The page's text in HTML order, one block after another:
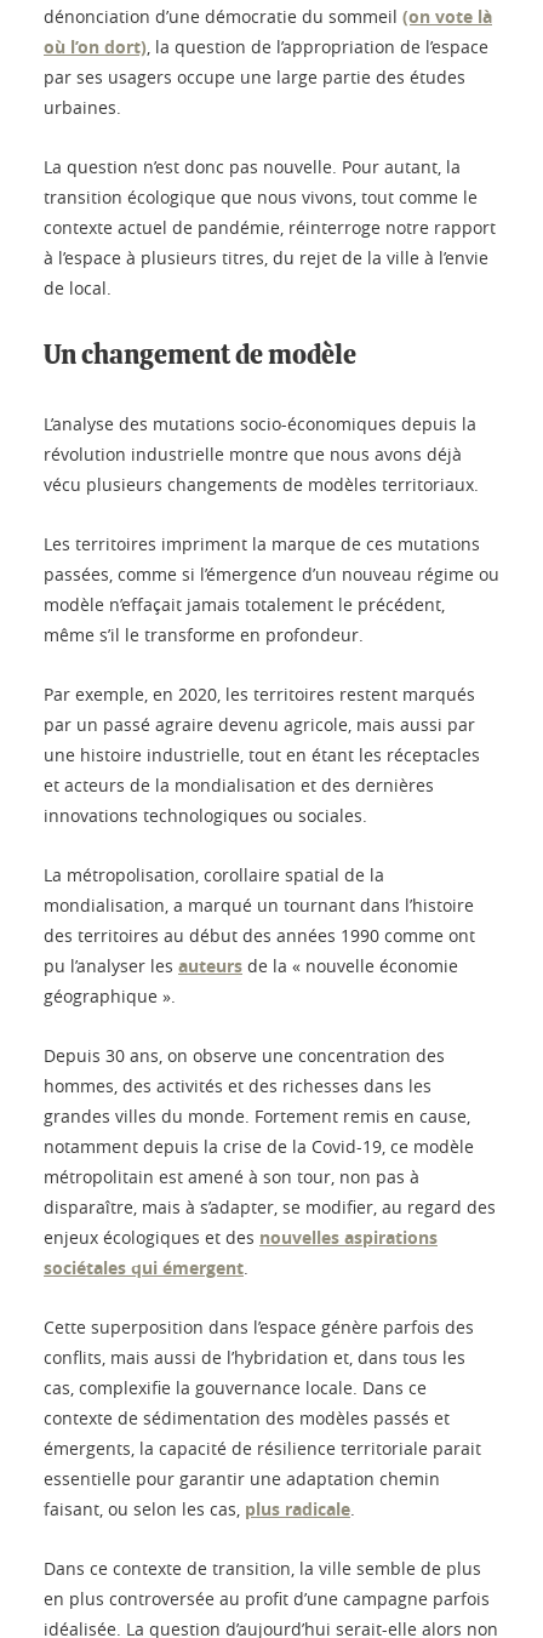
dénonciation d’une démocratie du sommeil (on vote là
où l’on dort), la question de l’appropriation de l’espace
par ses usagers occupe une large partie des études
urbaines.
La question n’est donc pas nouvelle. Pour autant, la
transition écologique que nous vivons, tout comme le
contexte actuel de pandémie, réinterroge notre rapport
à l’espace à plusieurs titres, du rejet de la ville à l’envie
de local.
Un changement de modèle
L’analyse des mutations socio-économiques depuis la
révolution industrielle montre que nous avons déjà
vécu plusieurs changements de modèles territoriaux.
Les territoires impriment la marque de ces mutations
passées, comme si l’émergence d’un nouveau régime ou
modèle n’effaçait jamais totalement le précédent,
même s’il le transforme en profondeur.
Par exemple, en 2020, les territoires restent marqués
par un passé agraire devenu agricole, mais aussi par
une histoire industrielle, tout en étant les réceptacles
et acteurs de la mondialisation et des dernières
innovations technologiques ou sociales.
La métropolisation, corollaire spatial de la
mondialisation, a marqué un tournant dans l’histoire
des territoires au début des années 1990 comme ont
pu l’analyser les auteurs de la « nouvelle économie
géographique ».
Depuis 30 ans, on observe une concentration des
hommes, des activités et des richesses dans les
grandes villes du monde. Fortement remis en cause,
notamment depuis la crise de la Covid-19, ce modèle
métropolitain est amené à son tour, non pas à
disparaître, mais à s’adapter, se modifier, au regard des
enjeux écologiques et des nouvelles aspirations
sociétales qui émergent.
Cette superposition dans l’espace génère parfois des
conflits, mais aussi de l’hybridation et, dans tous les
cas, complexifie la gouvernance locale. Dans ce
contexte de sédimentation des modèles passés et
émergents, la capacité de résilience territoriale parait
essentielle pour garantir une adaptation chemin
faisant, ou selon les cas, plus radicale.
Dans ce contexte de transition, la ville semble de plus
en plus controversée au profit d’une campagne parfois
idéalisée. La question d’aujourd’hui serait-elle alors non